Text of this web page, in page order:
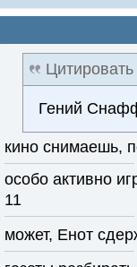
Цитировать
Гений
кино снимаешь,
особо активно
11
может, Енот